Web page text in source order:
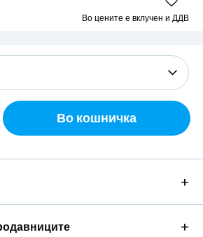
Во цените е вклучен и ДДВ
Во кошничка
+
+